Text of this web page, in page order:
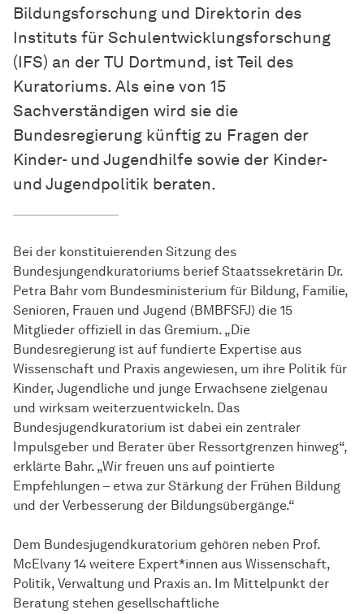
Bildungsforschung und Direktorin des
Instituts für Schulentwicklungsforschung
(IFS) an der TU Dortmund, ist Teil des
Kuratoriums. Als eine von 15
Sachverständigen wird sie die
Bundesregierung künftig zu Fragen der
Kinder- und Jugendhilfe sowie der Kinder-
und Jugendpolitik beraten.
Bei der konstituierenden Sitzung des
Bundesjungendkuratoriums berief Staatssekretärin Dr.
Petra Bahr vom Bundesministerium für Bildung, Familie,
Senioren, Frauen und Jugend (BMBFSFJ) die 15
Mitglieder offiziell in das Gremium. „Die
Bundesregierung ist auf fundierte Expertise aus
Wissenschaft und Praxis angewiesen, um ihre Politik für
Kinder, Jugendliche und junge Erwachsene zielgenau
und wirksam weiterzuentwickeln. Das
Bundesjugendkuratorium ist dabei ein zentraler
Impulsgeber und Berater über Ressortgrenzen hinweg“,
erklärte Bahr. „Wir freuen uns auf pointierte
Empfehlungen – etwa zur Stärkung der Frühen Bildung
und der Verbesserung der Bildungsübergänge.“
Dem Bundesjugendkuratorium gehören neben Prof.
McElvany 14 weitere Expert*innen aus Wissenschaft,
Politik, Verwaltung und Praxis an. Im Mittelpunkt der
Beratung stehen gesellschaftliche